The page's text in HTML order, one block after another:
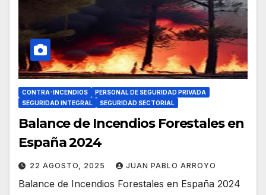
CONTRA-INCENDIOS
PERSONAL DE SEGURIDAD PRIVADA
SEGURIDAD INTEGRAL
SEGURIDAD SECTORIAL
Balance de Incendios Forestales en
España 2024
22 AGOSTO, 2025 JUAN PABLO ARROYO
Balance de Incendios Forestales en España 2024